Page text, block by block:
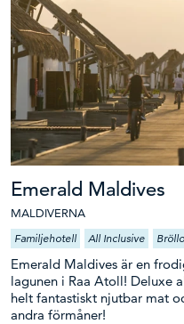
Emerald Maldives
MALDIVERNA
Familjehotell All Inclusive
Emerald Maldives är en
lagunen i Raa Atoll! Deluxe
helt fantastiskt njutbar mat
andra förmåner!